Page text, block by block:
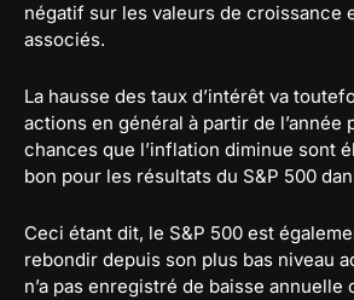
négatif sur les valeurs de croissance
associés.
La hausse des taux d’intérêt va
actions en général à partir de l’année
chances que l’inflation diminue sont
bon pour les résultats du S&P 500
Ceci étant dit, le S&P 500 est
rebondir depuis son plus bas niveau
n’a pas enregistré de baisse